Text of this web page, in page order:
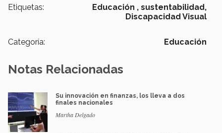
Etiquetas: Educación , sustentabilidad,
Discapacidad Visual
Categoría: Educación
Notas Relacionadas
Su innovación en finanzas, los lleva a dos
finales nacionales
Martha Delgado